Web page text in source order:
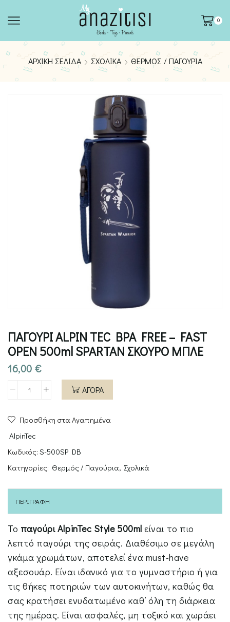
0
ΑΡΧΙΚΉ ΣΕΛΊΔΑ ΣΧΟΛΙΚΆ ΘΕΡΜΌΣ / ΠΑΓΟΎΡΙΑ
ΠΑΓΟΥΡΙ ALPIN TEC BPA FREE – FAST
OPEN 500ml SPARTAN ΣΚΟΥΡΟ ΜΠΛΕ
16,00 €
ΠΑΓΟΥΡΙ
TEC
BPA
FREE
FAST
500ml
SPARTAN
ΣΚΟΥΡΟ
ΜΠΛΕ
ποσότητα
ΑΓΟΡΑ
Προσθήκη στα Αγαπημένα
AlpinTec
Κωδικός: S-500SP DB
Κατηγορίες: Θερμός / Παγούρια, Σχολικά
ΠΕΡΙΓΡΑΦΉ
Το παγούρι AlpinTec Style 500ml είναι το πιο
λεπτό παγούρι της σειράς. Διαθέσιμο σε μεγάλη
γκάμα χρωμάτων, αποτελεί ένα must-have
αξεσουάρ. Είναι ιδανικό για το γυμναστήριο ή για
τις θήκες ποτηριών των αυτοκινήτων, καθώς θα
σας κρατήσει ενυδατωμένο καθ’ όλη τη διάρκεια
της ημέρας. Είναι ασφαλές, μη τοξικό και χωράει